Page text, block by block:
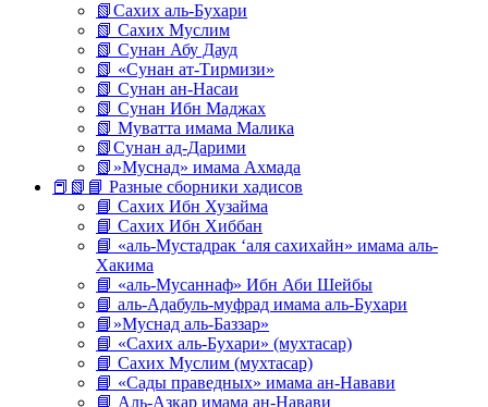
📗Сахих аль-Бухари
📗 Сахих Муслим
📗 Сунан Абу Дауд
📗 «Сунан ат-Тирмизи»
📗 Сунан ан-Насаи
📗 Сунан Ибн Маджах
📗 Муватта имама Малика
📗Сунан ад-Дарими
📗»Муснад» имама Ахмада
📕📗📘 Разные сборники хадисов
📘 Сахих Ибн Хузайма
📘 Сахих Ибн Хиббан
📘 «аль-Мустадрак ‘аля сахихайн» имама аль-
Хакима
📘 «аль-Мусаннаф» Ибн Аби Шейбы
📘 аль-Адабуль-муфрад имама аль-Бухари
📘»Муснад аль-Баззар»
📘 «Сахих аль-Бухари» (мухтасар)
📘 Сахих Муслим (мухтасар)
📘 «Сады праведных» имама ан-Навави
📘 Аль-Азкар имама ан-Навави